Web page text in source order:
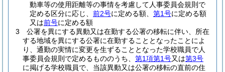
動車等の使用距離等の事情を考慮して人事委員会規則で
定める区分に応じ、 前2号に定める額、 第1号に定める額
又は前号に定める額
3
公署を異にする異動又は在勤する公署の移転に伴い、所在
する地域を異にする公署に在勤することとなったことによ
り、通勤の実情に変更を生ずることとなった学校職員で人
事委員会規則で定めるもののうち、 第1項第1号又は第3号
に掲げる学校職員で、当該異動又は公署の移転の直前の住